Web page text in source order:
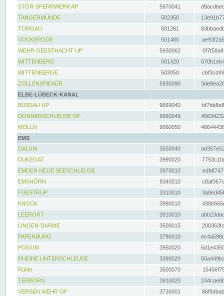
STÖR-SPERRWERK AP 5970041
TANGERMÜNDE
502350
TORGAU
501261
VOCKERODE
501480
WEHR GEESTHACHT UP
5930062
WITTENBERG
501420
WITTENBERGE
503050
ZOLLENSPIEKER
5930090
ELBE-LÜBECK-KANAL
BÜSSAU UP
9669040
DONNERSCHLEUSE OP
9660049
MÖLLN
9660050
EMS
DALUM
3550040
DUKEGAT
3990020
EMDEN NEUE SEESCHLEUSE
3970010
EMSHÖRN
9340010
FUESTRUP
3310010
KNOCK
3990010
LEERORT
3910010
LINGEN-DARME
3500015
PAPENBURG
3790010
POGUM
3950020
RHEINE UNTERSCHLEUSE
3390020
Rühle
3500070
TERBORG
3910020
VERSEN WEHR OP
3730001